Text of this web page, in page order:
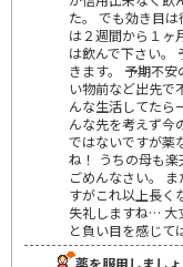
た。 でも効き目
は２週間から１ヶ
は飲んで下さい。
きます。 予期不
い物前など出先で
んな生活してたら
んな先を考えず今
ではないですが薬
ね！ うちの母も
ごめんなさい。
すがこれ以上長く
失礼しますね… 大
と負い目を感じ
薬を服用しましょ